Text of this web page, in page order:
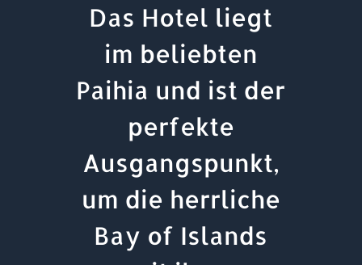
Das Hotel liegt
im beliebten
Paihia und ist der
perfekte
Ausgangspunkt,
um die herrliche
Bay of Islands